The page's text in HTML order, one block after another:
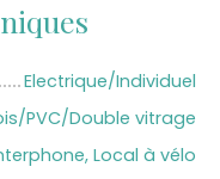
Electrique/Individuel
PVC/Double vitrage
Local à vélo